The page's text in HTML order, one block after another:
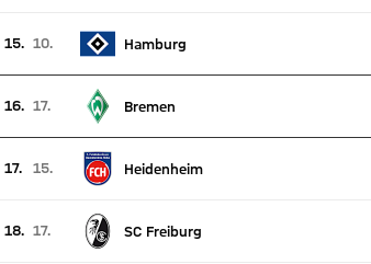
15. 10.
Hamburg
16. 17.
Posición actual 16, posición la semana pasada 17
Bremen
17.
15.
Posición actual 17, posición la semana pasada 15
Heidenheim
18. 17.
Posición actual 18, posición la semana pasada 17
SC Freiburg